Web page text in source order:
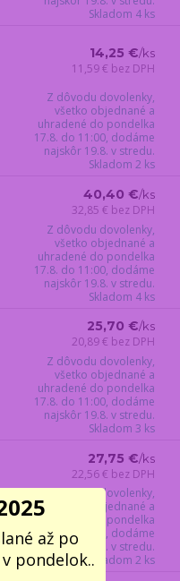
Skladom 4 ks
14,25 €/ks
11,59 € bez DPH
Z dôvodu dovolenky,
všetko objednané a
uhradené do pondelka
17.8. do 11:00, dodáme
najskôr 19.8. v stredu.
Skladom 2 ks
40,40 €/ks
32,85 € bez DPH
Z dôvodu dovolenky,
všetko objednané a
uhradené do pondelka
17.8. do 11:00, dodáme
najskôr 19.8. v stredu.
Skladom 4 ks
25,70 €/ks
20,89 € bez DPH
Z dôvodu dovolenky,
všetko objednané a
uhradené do pondelka
17.8. do 11:00, dodáme
najskôr 19.8. v stredu.
Skladom 3 ks
27,75 €/ks
22,56 € bez DPH
Z dôvodu dovolenky,
všetko objednané a
uhradené do pondelka
17.8. do 11:00, dodáme
najskôr 19.8. v stredu.
Skladom 2 ks
až po
pondelok..